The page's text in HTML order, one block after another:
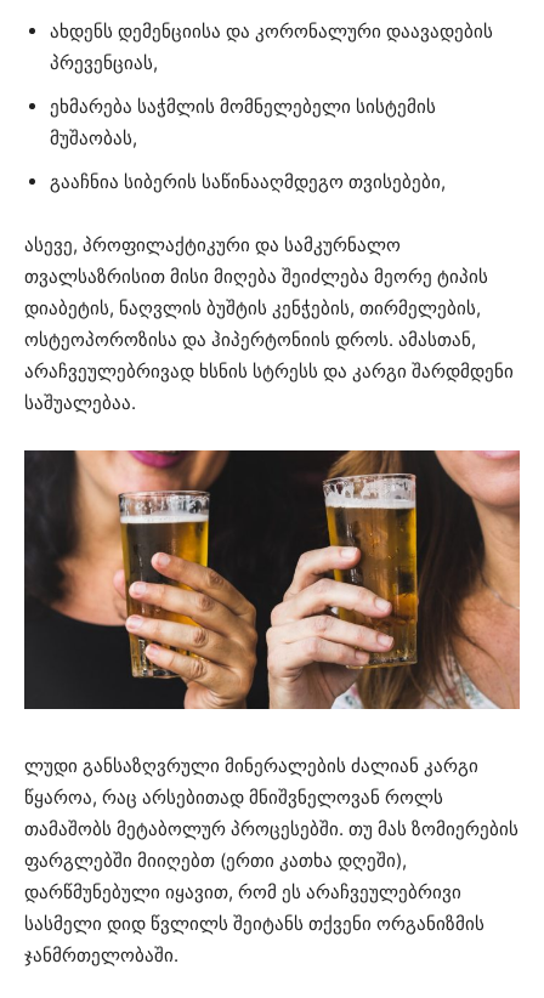
ახდენს დემენციისა და კორონალური დაავადების
პრევენციას,
ეხმარება საჭმლის მომნელებელი სისტემის
მუშაობას,
გააჩნია სიბერის საწინააღმდეგო თვისებები,
ასევე, პროფილაქტიკური და სამკურნალო
თვალსაზრისით მისი მიღება შეიძლება მეორე ტიპის
დიაბეტის, ნაღვლის ბუშტის კენჭების, თირმელების,
ოსტეოპოროზისა და ჰიპერტონიის დროს. ამასთან,
არაჩვეულებრივად ხსნის სტრესს და კარგი შარდმდენი
საშუალებაა.
ლუდი განსაზღვრული მინერალების ძალიან კარგი
წყაროა, რაც არსებითად მნიშვნელოვან როლს
თამაშობს მეტაბოლურ პროცესებში. თუ მას ზომიერების
ფარგლებში მიიღებთ (ერთი კათხა დღეში),
დარწმუნებული იყავით, რომ ეს არაჩვეულებრივი
სასმელი დიდ წვლილს შეიტანს თქვენი ორგანიზმის
ჯანმრთელობაში.